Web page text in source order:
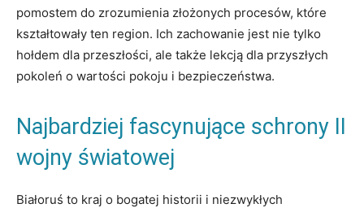
pomostem‌ do zrozumienia⁣ złożonych ‍procesów, które
kształtowały ten region. Ich zachowanie jest‌ nie tylko
hołdem dla przeszłości, ale także lekcją dla przyszłych
pokoleń o‌ wartości pokoju ‍i bezpieczeństwa.
Najbardziej fascynujące schrony II‍
wojny⁢ światowej
Białoruś to kraj o ⁢bogatej historii i⁤ niezwykłych